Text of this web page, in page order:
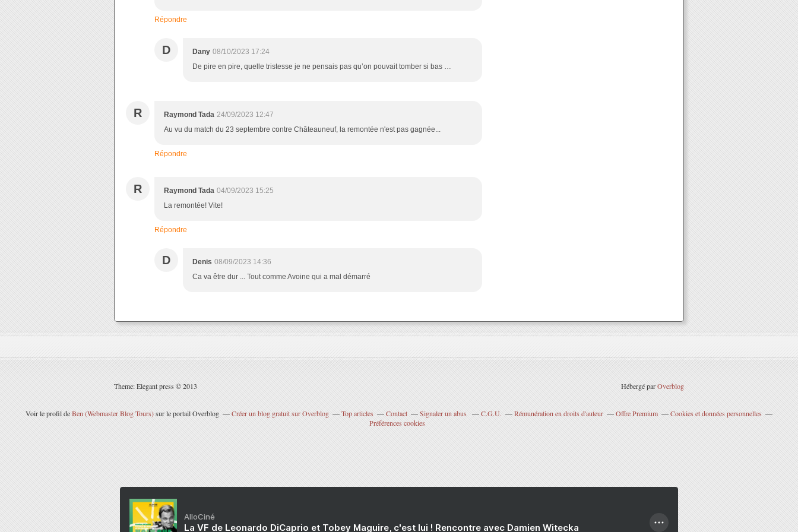
Répondre
D Dany 08/10/2023 17:24
De pire en pire, quelle tristesse je ne pensais pas qu’on pouvait tomber si bas …
R Raymond Tada 24/09/2023 12:47
Au vu du match du 23 septembre contre Châteauneuf, la remontée n'est pas gagnée...
Répondre
R Raymond Tada 04/09/2023 15:25
La remontée! Vite!
Répondre
D Denis 08/09/2023 14:36
Ca va être dur ... Tout comme Avoine qui a mal démarré
Theme: Elegant press © 2013 Hébergé parOverblog
Voir le profil deBen (Webmaster Blog Tours)sur le portail Overblog Créer un blog gratuit sur Overblog Top articles Contact Signaler un abus C.G.U. Rémunération en droits d'auteur Offre Premium
Cookies et données personnelles
Préférences cookies
AlloCiné
La VF de Leonardo DiCaprio et Tobey Maguire, c'est lui ! Rencontre avec Damien Witecka